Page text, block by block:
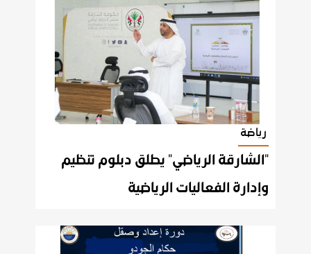
رياضة
"الشارقة الرياضي" يطلق دبلوم تنظيم
وإدارة الفعاليات الرياضية